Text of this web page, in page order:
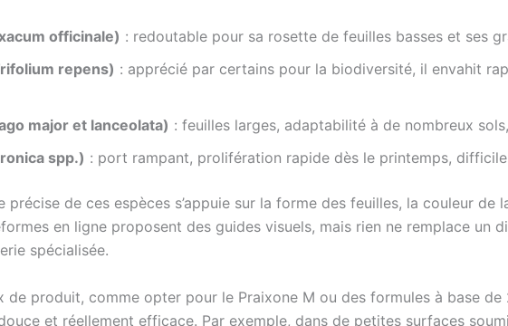
officinale) : redoutable pour sa rosette de feuilles basses et ses
repens) : apprécié par certains pour la biodiversité, il envahit
major et lanceolata) : feuilles larges, adaptabilité à de nombreux
spp.) : port rampant, prolifération rapide dès le printemps,
précise de ces espèces s’appuie sur la forme des feuilles, la couleur
en ligne proposent des guides visuels, mais rien ne remplace un
spécialisée.
de produit, comme opter pour le Praixone M ou des formules à base
et réellement efficace. Par exemple, dans de petites surfaces